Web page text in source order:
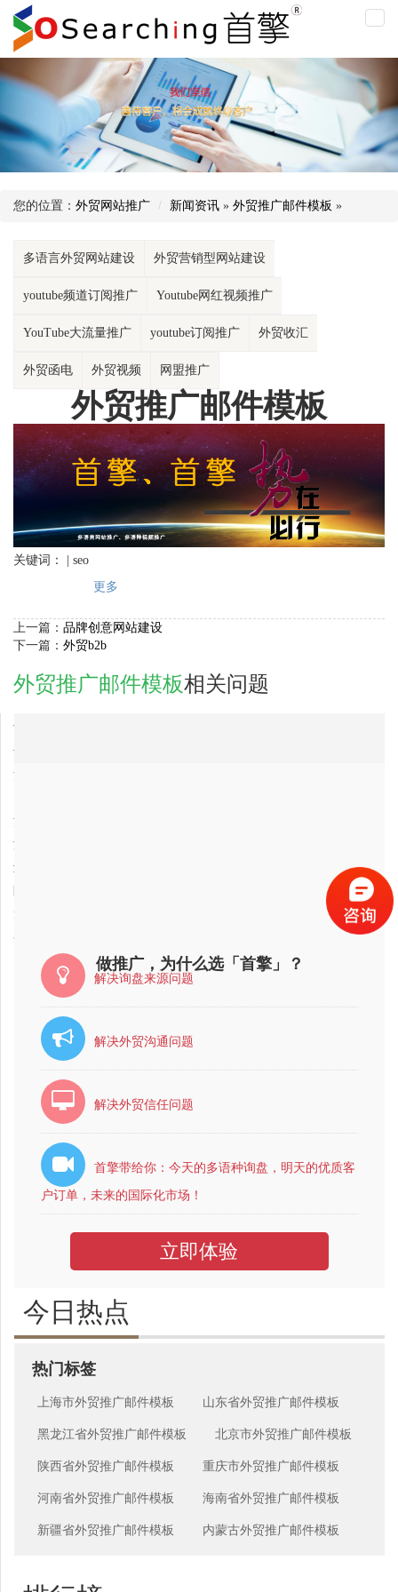
外
推
邮
件
板
您的位置： 外贸网站推广 新闻资讯 » 外贸推广邮件模板 »
多语言外贸网站建设 外贸营销型网站建设
youtube频道订阅推广 Youtube网红视频推广
YouTube大流量推广 youtube订阅推广 外贸收汇
外贸函电 外贸视频 网盟推广
外贸推广邮件模板
关键词： | seo
更多
上一篇： 品牌创意网站建设
下一篇： 外贸b2b
外贸推广邮件模板相关问题
吉林省外贸推广邮件模板公司，最专业的？
贵州省外贸推广邮件模板公司最有实力的公司是哪家？
河北省外贸推广邮件模板公司最有实力的公司是哪家？
江苏省外贸推广邮件模板公司哪家好？
湖北省外贸推广邮件模板公司最有实力的？
辽宁省外贸推广邮件模板公司哪家比较好？比较靠谱？
2018-01-04
2018-01-04
无锡市互联网营销公司哪家比较好？
2018-03-22
嘉定区外贸推广邮件模板公司最有实力的？
2018-02-01
做推广，为什么选「首擎」？
解决询盘来源问题
解决外贸沟通问题
解决外贸信任问题
首擎带给你：今天的多语种询盘，明天的优质客
户订单，未来的国际化市场！
立即体验
今日热点
热门标签
上海市外贸推广邮件模板 山东省外贸推广邮件模板
黑龙江省外贸推广邮件模板 北京市外贸推广邮件模板
陕西省外贸推广邮件模板 重庆市外贸推广邮件模板
河南省外贸推广邮件模板 海南省外贸推广邮件模板
新疆省外贸推广邮件模板 内蒙古外贸推广邮件模板